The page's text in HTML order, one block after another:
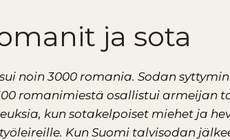
ja sota
noin 3000 romania. Sodan
romanimiestä osallistui armeijan
kun sotakelpoiset miehet ja
Kun Suomi talvisodan